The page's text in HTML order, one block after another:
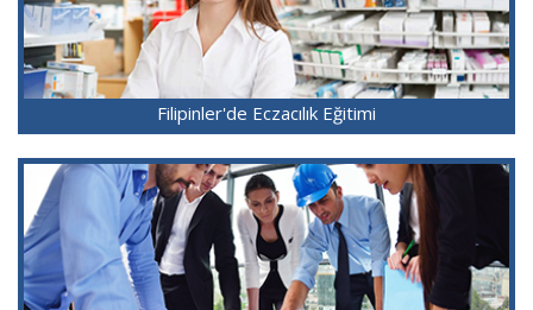
Filipinler'de Eczacılık Eğitimi